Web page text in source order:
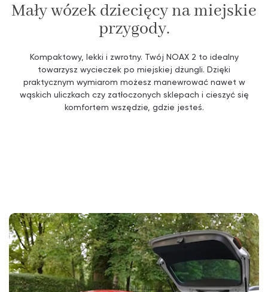
Mały wózek dziecięcy na miejskie
przygody.
Kompaktowy, lekki i zwrotny. Twój NOAX 2 to idealny
towarzysz wycieczek po miejskiej dżungli. Dzięki
praktycznym wymiarom możesz manewrować nawet w
wąskich uliczkach czy zatłoczonych sklepach i cieszyć się
komfortem wszędzie, gdzie jesteś.